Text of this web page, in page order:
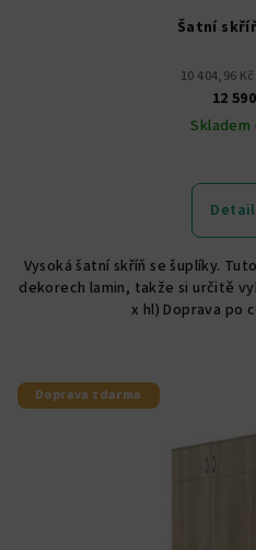
Šatní
10 404,96
12
Skladem
z
5
Detail
Vysoká šatní skříň se šuplíky.
dekorech lamin, takže si určitě
x hl) Doprava po
Doprava zdarma